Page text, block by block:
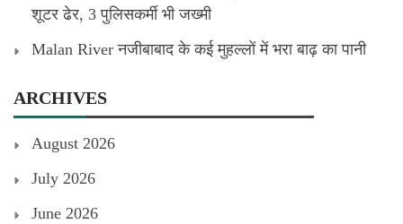
शूटर ढेर, 3 पुलिसकर्मी भी जख्मी
Malan River नजीबाबाद के कई मुहल्लों में भरा बाढ़ का पानी
ARCHIVES
August 2026
July 2026
June 2026